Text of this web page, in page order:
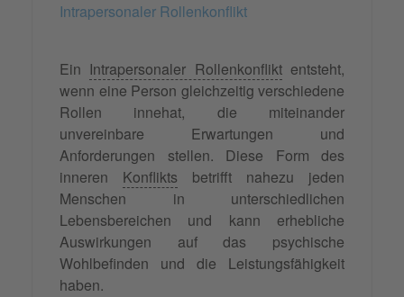
Intrapersonaler Rollenkonflikt
Ein Intrapersonaler Rollenkonfliktentsteht,
wenn eine Person gleichzeitig verschiedene
Rollen innehat, die miteinander
unvereinbare Erwartungen und
Anforderungen stellen. Diese Form des
inneren Konflikts betrifft nahezu jeden
Menschen in unterschiedlichen
Lebensbereichen und kann erhebliche
Auswirkungen auf das psychische
Wohlbefinden und die Leistungsfähigkeit
haben.